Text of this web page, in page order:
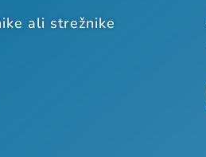
ali strežnike